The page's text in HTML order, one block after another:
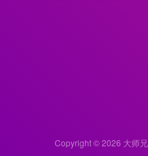
Copyright © 2026 大师